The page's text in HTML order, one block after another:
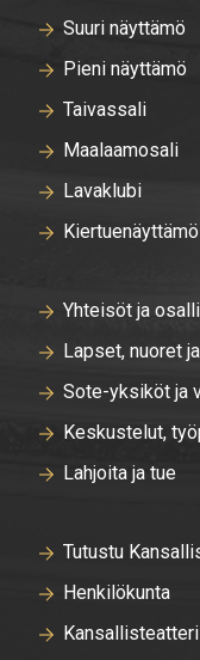
Suuri näyttämö
Pieni näyttämö
Taivassali
Maalaamosali
Lavaklubi
Kiertuenäyttämö
Yhteisöt ja
Lapset, nuoret
Sote-yksiköt ja
Keskustelut,
Lahjoita ja tue
Tutustu
Henkilökunta